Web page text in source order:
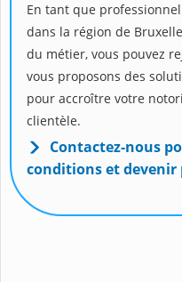
En tant que
dans la région de
du métier, vous pouvez
vous proposons des
pour accroître votre
clientèle.
Contactez-nous
conditions et